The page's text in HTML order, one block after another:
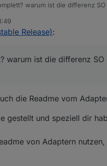
warum ist die differenz
10 statt node 8, 4ter neustart
aus demiobroker.net/
Release):
warum ist die differenz
die Readme vom
gestellt und speziell dir
von Adaptern